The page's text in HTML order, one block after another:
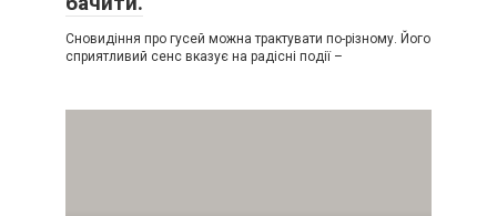
Сновидіння про гусей можна трактувати по-різному. Його
сприятливий сенс вказує на радісні події –